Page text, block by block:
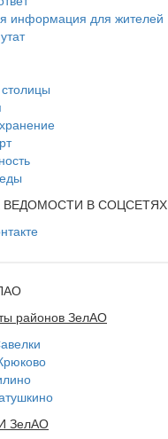
информация для жителей
ВЕДОМОСТИ В СОЦСЕТЯХ
районов ЗелАО
ЗелАО